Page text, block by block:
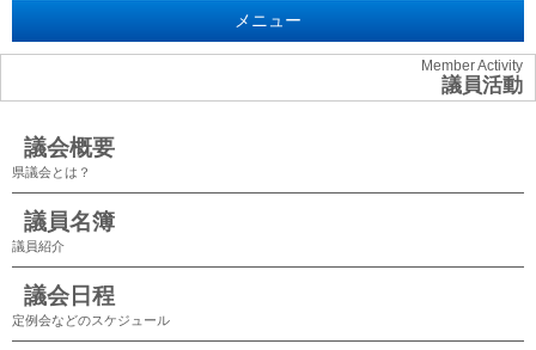
メニュー
Member Activity
議員活動
議会概要
県議会とは？
議員名簿
議員紹介
議会日程
定例会などのスケジュール